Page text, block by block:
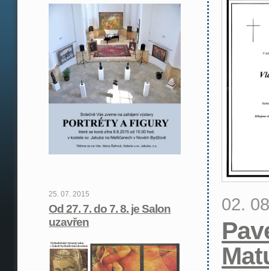
25. 07. 2015
Od 27. 7. do 7. 8. je Salon
uzavřen
02.